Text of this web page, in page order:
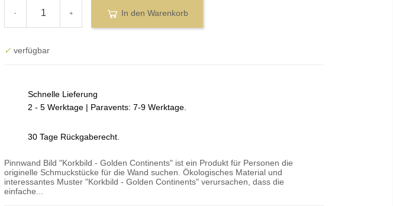
- + In den Warenkorb
✓ verfügbar
Schnelle Lieferung
2 - 5 Werktage | Paravents: 7-9 Werktage.
30 Tage Rückgaberecht.
Pinnwand Bild "Korkbild - Golden Continents" ist ein Produkt für Personen die
originelle Schmuckstücke für die Wand suchen. Ökologisches Material und
interessantes Muster "Korkbild - Golden Continents" verursachen, dass die
einfache...